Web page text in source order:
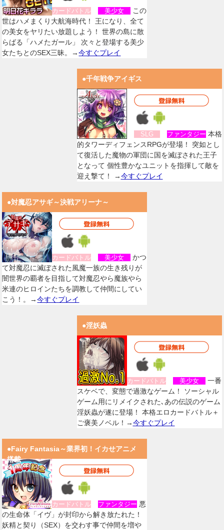
カードバトル 美少女
この
世はハメまくり大航海時代！ 王になり、全て
の美女をヤリたい放題しよう！ 世界の島に散
らばる「ハメたガール」 次々と登場する美少
女たちとのSEX三昧。→今すぐプレイ
●千年戦争アイギス
SLG ファンタジー 本格
的タワーディフェンスRPGが登場！ 突如とし
て復活した魔物の軍団に国を滅ぼされた王子
となって 個性豊かなユニットを指揮して敵を
迎え撃て！ →今すぐプレイ
●対魔忍アサギ～決戦アリーナ～
カードバトル 美少女
かつ
て対魔忍に滅ぼされた風魔一族の生き残りが
闇世界の覇者を目指して対魔忍やら魔族やら
米連のヒロインたちを調教して仲間にしてい
こう！。→今すぐプレイ
●淫妖蟲
カードバトル 美少女
一番
スケベで、変態で過激なゲーム！ ソーシャル
ゲーム用にリメイクされた､あの伝説のゲーム
淫妖蟲が遂に登場！ 本格エロカードバトル＋
ご褒美ノベル！→今すぐプレイ
●Fairy Fantasia～業界初！イカせアニメ
搭載
カードバトル ファンタジー 悪
の生命体「イヴ」が封印から解き放たれた！
妖精と契り（SEX）を交わす事で仲間を増や